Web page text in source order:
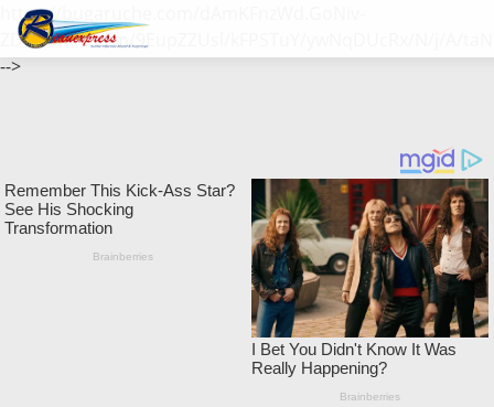
https://bugaruche.com/dAmKFnzWd.GoNiv-
ZDGvUM/DeFm/9EupZZUsl/kFPSTuY/ywNqDUcRx/N/j/A/
-->